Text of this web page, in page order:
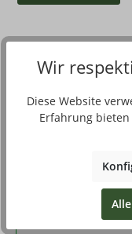
Beschreibung
Die Armee
1836 ausgestattet für
Wir
Diese Website
Erfahrung